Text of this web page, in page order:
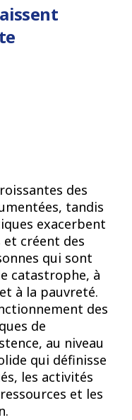
des
tandis
exacerbent
créent des
qui sont
catastrophe, à
à la pauvreté.
des
de
au niveau
qui définisse
les activités
et les